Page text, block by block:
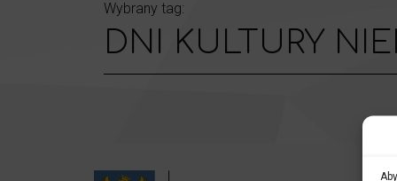
Wybrany tag:
DNI KULTURY